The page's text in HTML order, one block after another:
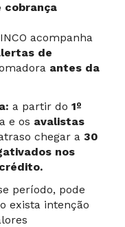
cobrança
acompanha
de
antes da
a partir do 1º
e os avalistas
chegar a 30
nos
período, pode
exista intenção